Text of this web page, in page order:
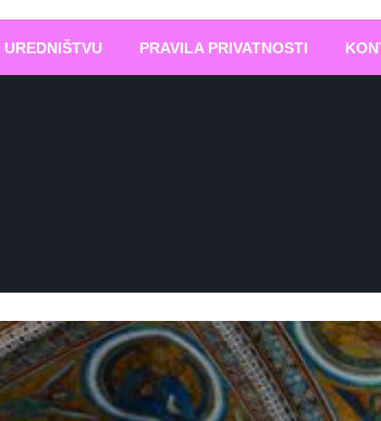
Biram DOBRO
PRAVILA PRIVATNOSTI